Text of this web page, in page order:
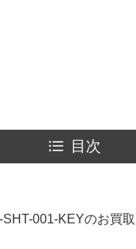
目次
001-KEYのお買